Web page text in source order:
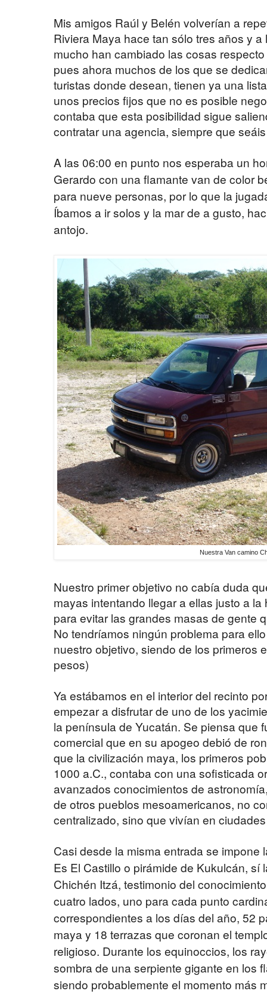
Mis amigos Raúl y Belén volverían a
Riviera Maya hace tan sólo tres años y
mucho han cambiado las cosas
pues ahora muchos de los que se
turistas donde desean, tienen ya una
unos precios fijos que no es posible
contaba que esta posibilidad sigue
contratar una agencia, siempre que
A las 06:00 en punto nos esperaba un
Gerardo con una flamante van de color
para nueve personas, por lo que la
Íbamos a ir solos y la mar de a gusto,
antojo.
Nuestra Van camino
Nuestro primer objetivo no cabía duda
mayas intentando llegar a ellas justo a
para evitar las grandes masas de gente
No tendríamos ningún problema para
nuestro objetivo, siendo de los primeros
pesos)
Ya estábamos en el interior del recinto
empezar a disfrutar de uno de los
la península de Yucatán. Se piensa que
comercial que en su apogeo debió de
que la civilización maya, los primeros
1000 a.C., contaba con una sofisticada
avanzados conocimientos de
de otros pueblos mesoamericanos, no
centralizado, sino que vivían en
Casi desde la misma entrada se
Es El Castillo o pirámide de Kukulcán, sí
Chichén Itzá, testimonio del
cuatro lados, uno para cada punto
correspondientes a los días del año, 52
maya y 18 terrazas que coronan el
religioso. Durante los equinoccios, los
sombra de una serpiente gigante en los
siendo probablemente el momento más